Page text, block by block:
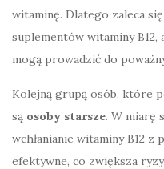
witaminę. Dlatego zaleca
suplementów witaminy
mogą prowadzić do
Kolejną grupą osób, które
są osoby starsze. W miarę
wchłanianie witaminy B12 z
efektywne, co zwiększa